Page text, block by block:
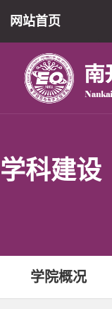
网站首页
学科建设
学院概况